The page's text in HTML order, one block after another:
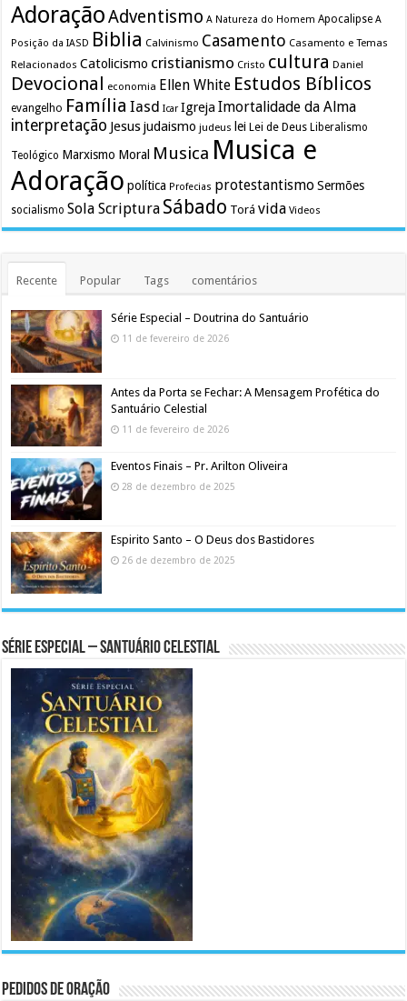
AdoraçãoAdventismo A Natureza do Homem Apocalipse A
Posição da IASD
Biblia Calvinismo Casamento Casamento e Temas
Relacionados Catolicismo cristianismo Cristo cultura Daniel
Devocional economia Ellen White Estudos Bíblicos
evangelho Família Iasd Icar Igreja Imortalidade da Alma
interpretação Jesusjudaismo judeus lei Lei de Deus Liberalismo
Teológico Marxismo Moral Musica Musica e
Adoração política Profecias protestantismo Sermões
socialismo Sola Scriptura Sábado Torá vida Videos
Recente Popular Tags comentários
Série Especial – Doutrina do Santuário
11 de fevereiro de 2026
Antes da Porta se Fechar: A Mensagem Profética do
Santuário Celestial
11 de fevereiro de 2026
Eventos Finais – Pr. Arilton Oliveira
28 de dezembro de 2025
Espirito Santo – O Deus dos Bastidores
26 de dezembro de 2025
Série Especial – Santuário Celestial
Pedidos de Oração